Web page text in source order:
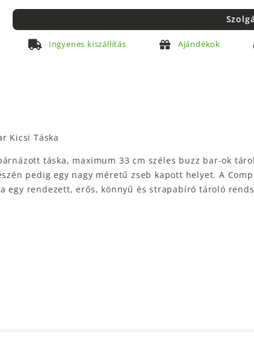
Ingyenes kiszállítás Ajándékok
Kicsi Táska
táska, maximum 33 cm széles buzz bar-ok
pedig egy nagy méretű zseb kapott helyet. A
egy rendezett, erős, könnyű és strapabíró tároló